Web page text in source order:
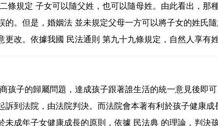
條規定 子女可以隨父姓，也可以隨母姓。由此看出，那
的。但是，婚姻法 並未規定父母一方可以將子女的姓氏
更改。依據我國 民法通則 第九十九條規定，自然人享有
孩子的歸屬問題，達成孩子跟著誰生活的統一意見後即
訴到法院，由法院判決。而法院會本著有利於孩子健康
未成年子女健康成長的原則，依據 民法典 的理論，判決